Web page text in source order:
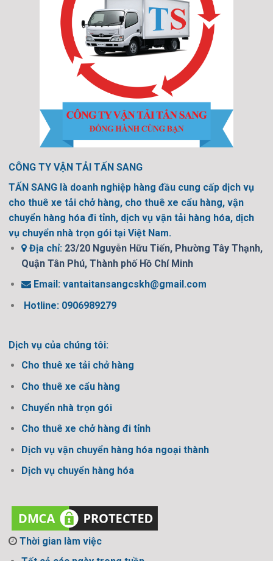
CÔNG TY VẬN TẢI TẤN SANG
TẤN SANG là doanh nghiệp hàng đầu cung cấp dịch vụ
cho thuê xe tải chở hàng, cho thuê xe cẩu hàng, vận
chuyển hàng hóa đi tỉnh, dịch vụ vận tải hàng hóa, dịch
vụ chuyển nhà trọn gói tại Việt Nam.
Địa chỉ: 23/20 Nguyễn Hữu Tiến, Phường Tây Thạnh,
Quận Tân Phú, Thành phố Hồ Chí Minh
Email:vantaitansangcskh@gmail.com
Hotline: 0906989279
Dịch vụ của chúng tôi:
Cho thuê xe tải chở hàng
Cho thuê xe cẩu hàng
Chuyển nhà trọn gói
Cho thuê xe chở hàng đi tỉnh
Dịch vụ vận chuyển hàng hóa ngoại thành
Dịch vụ chuyển hàng hóa
Thời gian làm việc